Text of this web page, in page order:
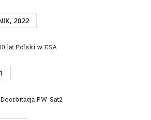
2022
lat Polski w ESA
Deorbitacja PW-Sat2